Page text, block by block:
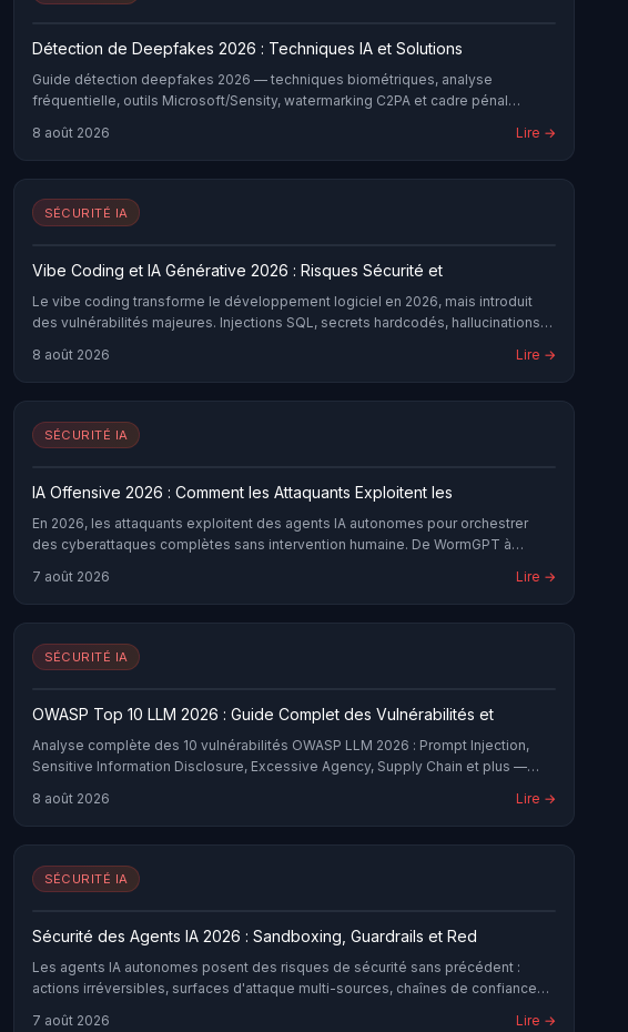
Détection de Deepfakes 2026 : Techniques IA et Solutions
Guide détection deepfakes 2026 — techniques biométriques, analyse
fréquentielle, outils Microsoft/Sensity, watermarking C2PA et cadre pénal
8 août 2026 Lire →
SÉCURITÉ IA
Vibe Coding et IA Générative 2026 : Risques Sécurité et
Le vibe coding transforme le développement logiciel en 2026, mais introduit
des vulnérabilités majeures. Injections SQL, secrets hardcodés, hallucinations
(SAST, politique d'usage, alternatives on-premise).
8 août 2026 Lire →
SÉCURITÉ IA
IA Offensive 2026 : Comment les Attaquants Exploitent les
En 2026, les attaquants exploitent des agents IA autonomes pour orchestrer
des cyberattaques complètes sans intervention humaine. De WormGPT à
mesures adaptées.
7 août 2026 Lire →
SÉCURITÉ IA
OWASP Top 10 LLM 2026 : Guide Complet des Vulnérabilités et
Analyse complète des 10 vulnérabilités OWASP LLM 2026 : Prompt Injection,
Sensitive Information Disclosure, Excessive Agency, Supply Chain et plus —
remédiation pratique pour sécuriser vos systèmes IA.
8 août 2026 Lire →
SÉCURITÉ IA
Sécurité des Agents IA 2026 : Sandboxing, Guardrails et Red
Les agents IA autonomes posent des risques de sécurité sans précédent :
actions irréversibles, surfaces d'attaque multi-sources, chaînes de confiance
7 août 2026 Lire →